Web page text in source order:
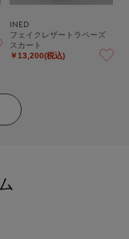
INED
フェイクレザートラペーズ
スカート
￥13,200(税込)